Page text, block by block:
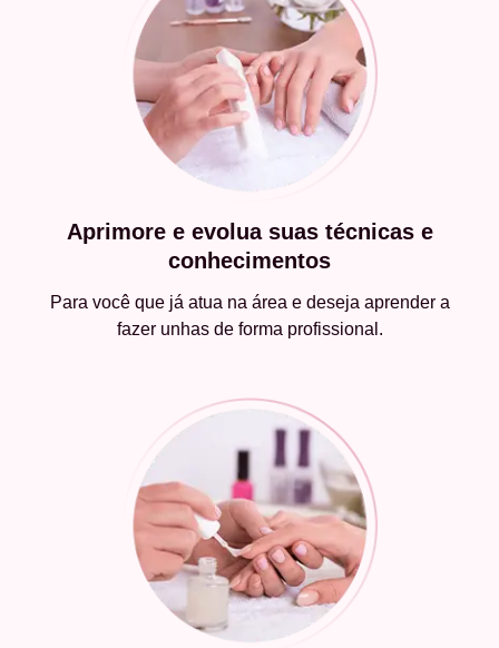
Aprimore e evolua suas técnicas e
conhecimentos
Para você que já atua na área e deseja aprender a
fazer unhas de forma profissional.